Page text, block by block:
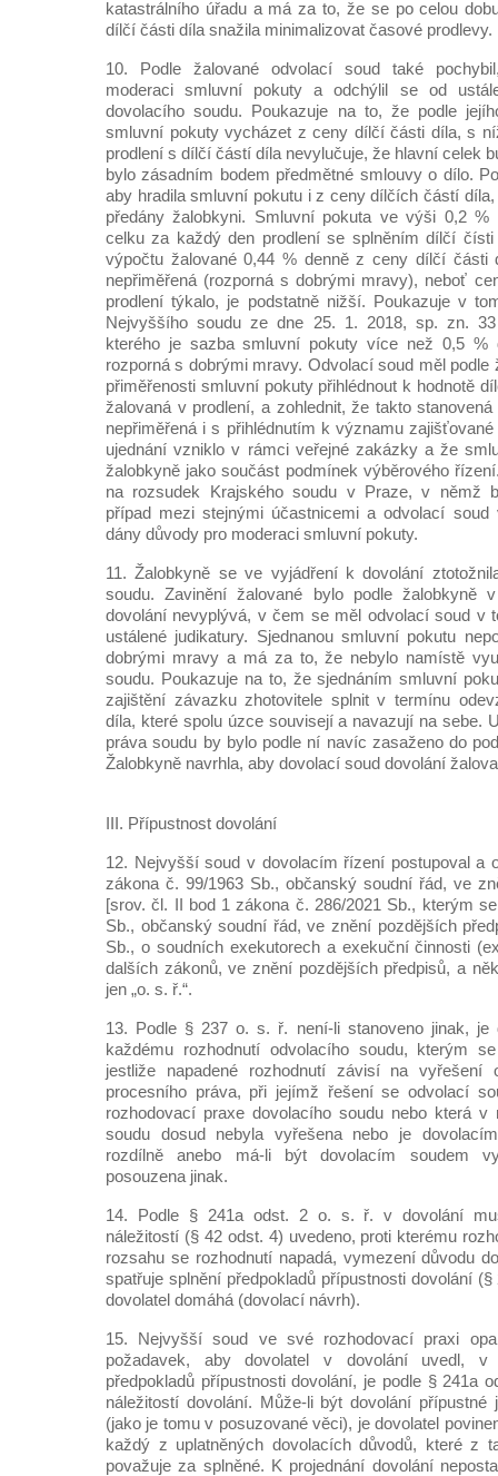
katastrálního úřadu a má za to, že se po celou
dílčí části díla snažila minimalizovat časové prodlevy.
10. Podle žalované odvolací soud také
moderaci smluvní pokuty a odchýlil se od
dovolacího soudu. Poukazuje na to, že podle
smluvní pokuty vycházet z ceny dílčí části díla, s
prodlení s dílčí částí díla nevylučuje, že hlavní celek
bylo zásadním bodem předmětné smlouvy o dílo.
aby hradila smluvní pokutu i z ceny dílčích částí
předány žalobkyni. Smluvní pokuta ve výši 0,2
celku za každý den prodlení se splněním dílčí čísti
výpočtu žalované 0,44 % denně z ceny dílčí části
nepřiměřená (rozporná s dobrými mravy), neboť
prodlení týkalo, je podstatně nižší. Poukazuje v
Nejvyššího soudu ze dne 25. 1. 2018, sp. zn. 33
kterého je sazba smluvní pokuty více než 0,5 %
rozporná s dobrými mravy. Odvolací soud měl podle
přiměřenosti smluvní pokuty přihlédnout k hodnotě
žalovaná v prodlení, a zohlednit, že takto
nepřiměřená i s přihlédnutím k významu
ujednání vzniklo v rámci veřejné zakázky a že
žalobkyně jako součást podmínek výběrového
na rozsudek Krajského soudu v Praze, v němž
případ mezi stejnými účastnicemi a odvolací
dány důvody pro moderaci smluvní pokuty.
11. Žalobkyně se ve vyjádření k dovolání
soudu. Zavinění žalované bylo podle žalobkyně
dovolání nevyplývá, v čem se měl odvolací soud v
ustálené judikatury. Sjednanou smluvní pokutu
dobrými mravy a má za to, že nebylo namístě
soudu. Poukazuje na to, že sjednáním smluvní
zajištění závazku zhotovitele splnit v termínu
díla, které spolu úzce souvisejí a navazují na sebe.
práva soudu by bylo podle ní navíc zasaženo do
Žalobkyně navrhla, aby dovolací soud dovolání
III. Přípustnost dovolání
12. Nejvyšší soud v dovolacím řízení postupoval a
zákona č. 99/1963 Sb., občanský soudní řád, ve
[srov. čl. II bod 1 zákona č. 286/2021 Sb., kterým
Sb., občanský soudní řád, ve znění pozdějších
Sb., o soudních exekutorech a exekuční činnosti
dalších zákonů, ve znění pozdějších předpisů, a
jen „o. s. ř.“.
13. Podle § 237 o. s. ř. není-li stanoveno jinak, je
každému rozhodnutí odvolacího soudu, kterým
jestliže napadené rozhodnutí závisí na vyřešení
procesního práva, při jejímž řešení se odvolací
rozhodovací praxe dovolacího soudu nebo která v
soudu dosud nebyla vyřešena nebo je
rozdílně anebo má-li být dovolacím soudem
posouzena jinak.
14. Podle § 241a odst. 2 o. s. ř. v dovolání
náležitostí (§ 42 odst. 4) uvedeno, proti kterému
rozsahu se rozhodnutí napadá, vymezení důvodu
spatřuje splnění předpokladů přípustnosti dovolání
dovolatel domáhá (dovolací návrh).
15. Nejvyšší soud ve své rozhodovací praxi
požadavek, aby dovolatel v dovolání uvedl, v
předpokladů přípustnosti dovolání, je podle § 241a
náležitostí dovolání. Může-li být dovolání
(jako je tomu v posuzované věci), je dovolatel
každý z uplatněných dovolacích důvodů, které z
považuje za splněné. K projednání dovolání